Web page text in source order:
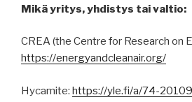
Mikä yritys, yhdistys tai valtio:
CREA (the Centre for Research on
https://energyandcleanair.org/
Hycamite: https://yle.fi/a/74-